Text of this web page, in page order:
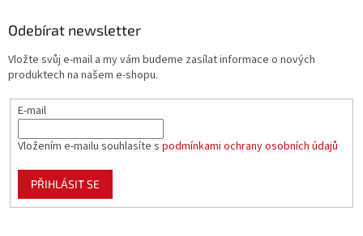
Odebírat newsletter
Vložte svůj e-mail a my vám budeme zasílat informace o nových
produktech na našem e-shopu.
E-mail
Vložením e-mailu souhlasíte s podmínkami ochrany osobních údajů
PŘIHLÁSIT SE